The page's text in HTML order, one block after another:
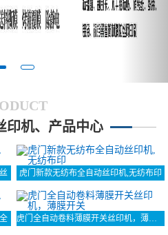
印机、产品中心
虎门新款无纺布全自动丝印机,无纺布印
虎门全自动卷料薄膜开关丝印机，薄膜开关